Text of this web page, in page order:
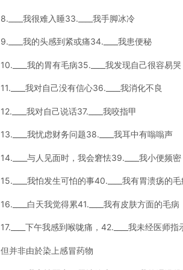
8.____我很难入睡33.____我手脚冰冷
9.____我的头感到紧或痛34.____我患便秘
10.____我的胃有毛病35.____我发现自己很容易哭
11.____我对自己没有信心36.____我消化不良
12.____我对自己说话37.____我咬指甲
13.____我忧虑财务问题38.____我耳中有嗡嗡声
14.____与人见面时，我会窘怯39.____我小便频密
15.____我怕发生可怕的事40.____我有胃溃疡的毛
16.____白天我觉得累41.____我有皮肤方面的毛病
17.____下午我感到喉咙痛，42.____我未经医师
但并非由於染上感冒药物